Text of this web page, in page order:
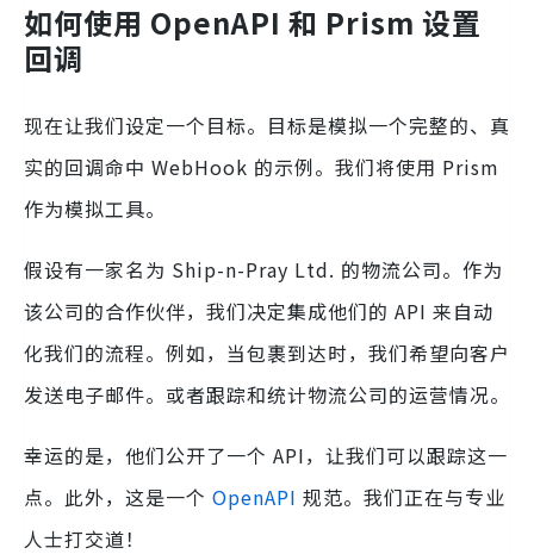
如何使用 OpenAPI 和 Prism 设置
回调
现在让我们设定一个目标。目标是模拟一个完整的、真
实的回调命中 WebHook 的示例。我们将使用 Prism
作为模拟工具。
假设有一家名为 Ship-n-Pray Ltd. 的物流公司。作为
该公司的合作伙伴，我们决定集成他们的 API 来自动
化我们的流程。例如，当包裹到达时，我们希望向客户
发送电子邮件。或者跟踪和统计物流公司的运营情况。
幸运的是，他们公开了一个 API，让我们可以跟踪这一
点。此外，这是一个 OpenAPI 规范。我们正在与专业
人士打交道！